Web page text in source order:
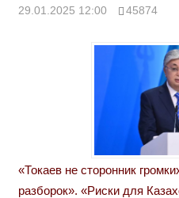
29.01.2025 12:00 45874
«Токаев не сторонник
разборок». «Риски для